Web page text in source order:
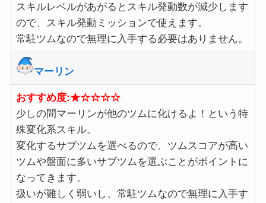
スキルレベルがあがるとスキル発動数が減少します
ので、スキル発動ミッションで使えます。
常駐ツムなので無理に入手する必要はありません。
マーリン
おすすめ度:★☆☆☆☆
少しの間マーリンが他のツムに化けるよ！という特
殊変化系スキル。
変化するサブツムを選べるので、ツムスコアが高い
ツムや盤面に多いサブツムを選ぶことがポイントに
なってきます。
扱いが難しく弱いし、常駐ツムなので無理に入手す